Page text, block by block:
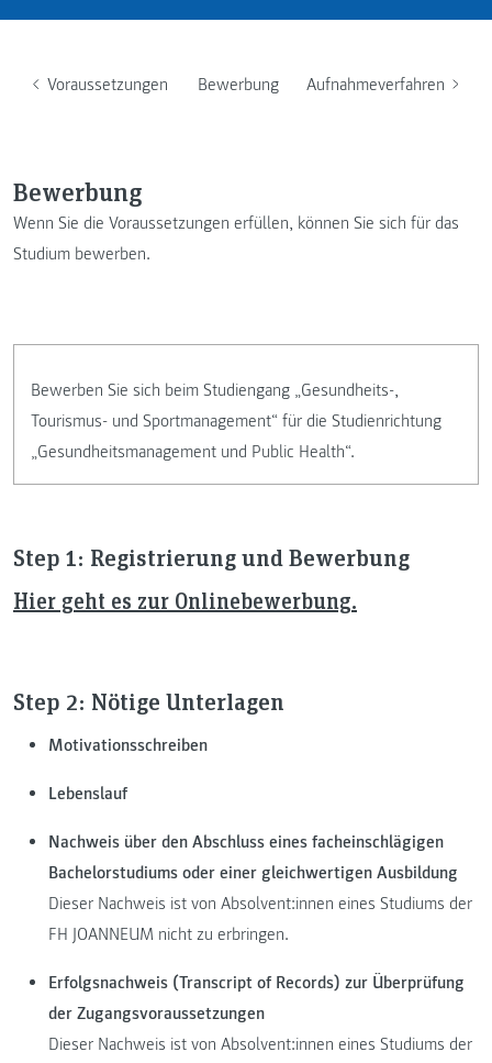
Voraussetzungen Bewerbung Aufnahmeverfahren
Bewerbung
Wenn Sie die Voraussetzungen erfüllen, können Sie sich für das
Studium bewerben.
Bewerben Sie sich beim Studiengang „Gesundheits-,
Tourismus- und Sportmanagement“ für die Studienrichtung
„Gesundheitsmanagement und Public Health“.
Step 1: Registrierung und Bewerbung
Hier geht es zur Onlinebewerbung.
Step 2: Nötige Unterlagen
Motivationsschreiben
Lebenslauf
Nachweis über den Abschluss eines facheinschlägigen
Bachelorstudiums oder einer gleichwertigen Ausbildung
Dieser Nachweis ist von Absolvent:innen eines Studiums der
FH JOANNEUM nicht zu erbringen.
Erfolgsnachweis (Transcript of Records) zur Überprüfung
der Zugangsvoraussetzungen
Dieser Nachweis ist von Absolvent:innen eines Studiums der